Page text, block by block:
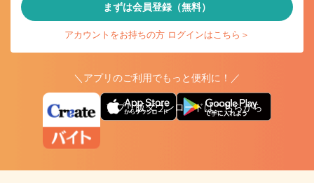
まずは会員登録（無料）
アカウントをお持ちの方 ログインはこちら＞
＼アプリのご利用でもっと便利に！／
アプリ版ダウンロードはこちらから